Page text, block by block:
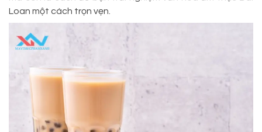
Loan một cách trọn vẹn.